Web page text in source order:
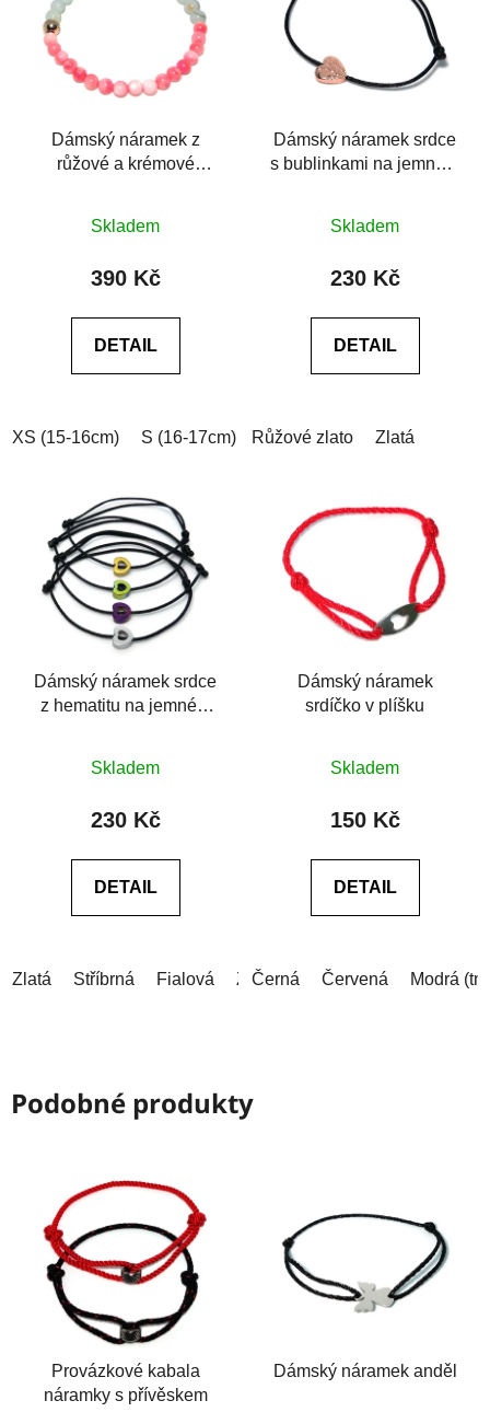
Dámský náramek z
růžové a krémové
Skladem
390 Kč
DETAIL
XS (15-16cm) S (16-17cm) M (17-18cm) L (18-19cm)
Dámský náramek srdce
s bublinkami na jemném
Skladem
230 Kč
DETAIL
Růžové zlato Zlatá
Dámský náramek srdce
z hematitu na jemném
hodnocení
produktu
z
Skladem
230 Kč
DETAIL
Zlatá Stříbrná Fialová Zelená
Dámský náramek
srdíčko v plíšku
hodnocení
produktu
z
Skladem
150 Kč
DETAIL
Černá Červená Modrá
Podobné produkty
Provázkové kabala
náramky s přívěskem
Dámský náramek anděl